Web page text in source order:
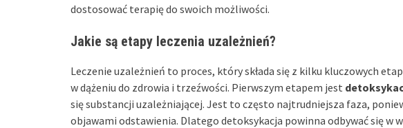
dostosować terapię do swoich możliwości.
Jakie są etapy leczenia uzależnień?
Leczenie uzależnień to proces, który składa się z kilku kluczowych
w dążeniu do zdrowia i trzeźwości. Pierwszym etapem jest
się substancji uzależniającej. Jest to często najtrudniejsza faza,
objawami odstawienia. Dlatego detoksykacja powinna odbywać się w